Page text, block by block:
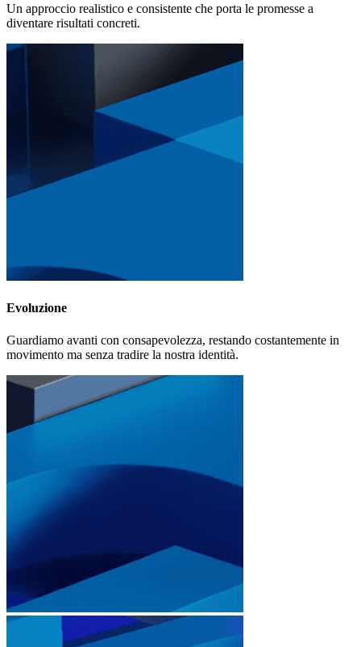
Un approccio realistico e consistente che porta le promesse a
diventare risultati concreti.
Evoluzione
Guardiamo avanti con consapevolezza, restando costantemente in
movimento ma senza tradire la nostra identità.